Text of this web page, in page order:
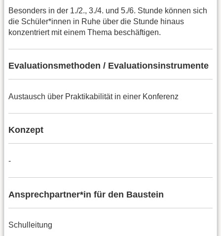
Besonders in der 1./2., 3./4. und 5./6. Stunde können sich
die Schüler*innen in Ruhe über die Stunde hinaus
konzentriert mit einem Thema beschäftigen.
Evaluationsmethoden / Evaluationsinstrumente
Austausch über Praktikabilität in einer Konferenz
Konzept
-
Ansprechpartner*in für den Baustein
Schulleitung